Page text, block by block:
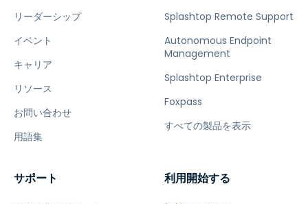
リーダーシップ
イベント
キャリア
リソース
お問い合わせ
用語集
Splashtop Remote Support
Autonomous Endpoint
Management
Splashtop Enterprise
Foxpass
すべての製品を表示
サポート 利用開始する